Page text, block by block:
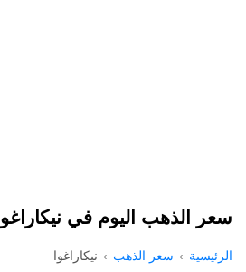
سعر الذهب اليوم في نيكاراغوا
الرئيسية سعر الذهب نيكاراغوا